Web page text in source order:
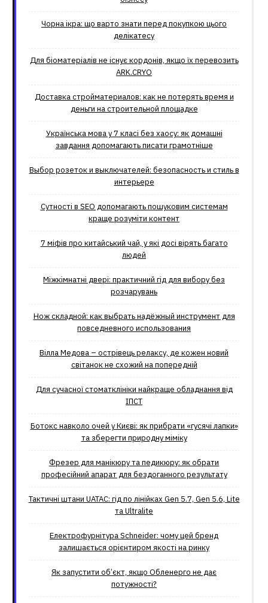
Чорна ікра: що варто знати перед покупкою цього
делікатесу
Для біоматеріалів не існує кордонів, якщо їх перевозить
ARK.CRYO
Доставка стройматериалов: как не потерять время и
деньги на строительной площадке
Українська мова у 7 класі без хаосу: як домашні
завдання допомагають писати грамотніше
Выбор розеток и выключателей: безопасность и стиль в
интерьере
Сутності в SEO допомагають пошуковим системам
краще розуміти контент
7 міфів про китайський чай, у які досі вірять багато
людей
Міжкімнатні двері: практичний гід для вибору без
розчарувань
Нож складной: как выбрать надёжный инструмент для
повседневного использования
Вілла Медова – острівець релаксу, де кожен новий
світанок не схожий на попередній
Для сучасної стоматклініки найкраще обладнання від
ІПСТ
Ботокс навколо очей у Києві: як прибрати «гусячі лапки»
та зберегти природну міміку
Фрезер для манікюру та педикюру: як обрати
професійний апарат для бездоганного результату
Тактичні штани UATAC: гід по лінійках Gen 5.7, Gen 5.6, Lite
та Ultralite
Електрофурнітура Schneider: чому цей бренд
залишається орієнтиром якості на ринку
Як запустити об’єкт, якщо Обленерго не дає
потужності?